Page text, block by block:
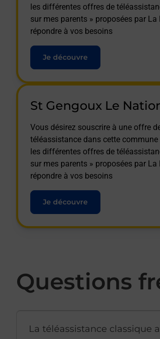
les différentes offres de
sur mes parents » proposées par La
répondre à vos besoins
Je découvre
St Gengoux Le
Vous désirez souscrire à une offre
téléassistance dans cette commune
les différentes offres de
sur mes parents » proposées par La
répondre à vos besoins
Je découvre
Questions
La téléassistance classique